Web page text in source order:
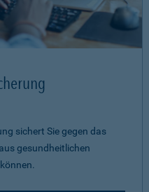
sichert Sie gegen das
gesundheitlichen